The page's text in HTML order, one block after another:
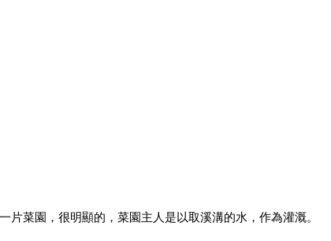
菜園，很明顯的，菜園主人是以取溪溝的水，作為灌溉。